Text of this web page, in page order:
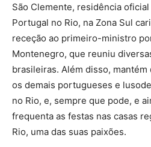
São Clemente, residência
Portugal no Rio, na Zona Sul
receção ao primeiro-ministro
Montenegro, que reuniu
brasileiras. Além disso,
os demais portugueses e
no Rio, e, sempre que pode, e
frequenta as festas nas casas
Rio, uma das suas paixões.